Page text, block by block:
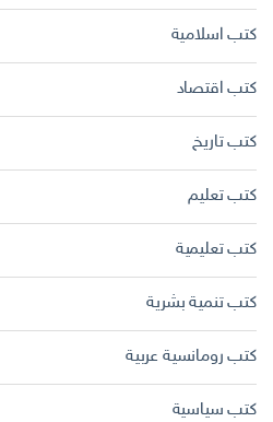
كتب اسلامية
كتب اقتصاد
كتب تاريخ
كتب تعليم
كتب تعليمية
كتب تنمية بشرية
كتب رومانسية عربية
كتب سياسية